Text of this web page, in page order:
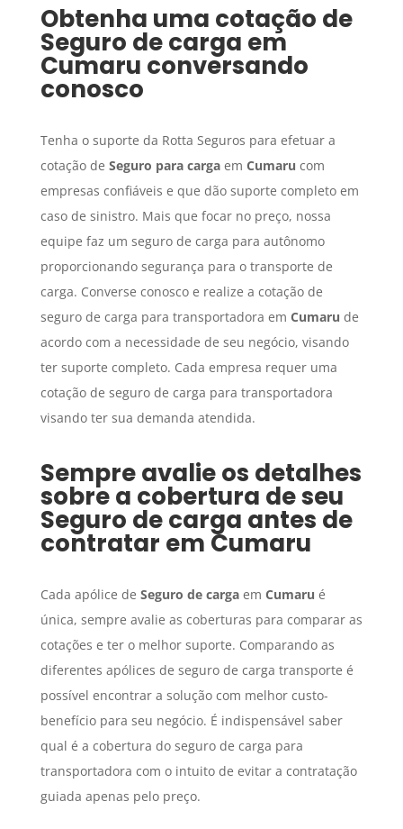
Obtenha uma cotação de
Seguro de carga em
Cumaru conversando
conosco
Tenha o suporte da Rotta Seguros para efetuar a
cotação de Seguro para cargaem Cumaru com
empresas confiáveis e que dão suporte completo em
caso de sinistro. Mais que focar no preço, nossa
equipe faz um seguro de carga para autônomo
proporcionando segurança para o transporte de
carga. Converse conosco e realize a cotação de
seguro de carga para transportadora em Cumaru de
acordo com a necessidade de seu negócio, visando
ter suporte completo. Cada empresa requer uma
cotação de seguro de carga para transportadora
visando ter sua demanda atendida.
Sempre avalie os detalhes
sobre a cobertura de seu
Seguro de carga antes de
contratar em Cumaru
Cada apólice de Seguro de cargaem Cumaru é
única, sempre avalie as coberturas para comparar as
cotações e ter o melhor suporte. Comparando as
diferentes apólices de seguro de carga transporte é
possível encontrar a solução com melhor custo-
benefício para seu negócio. É indispensável saber
qual é a cobertura do seguro de carga para
transportadora com o intuito de evitar a contratação
guiada apenas pelo preço.